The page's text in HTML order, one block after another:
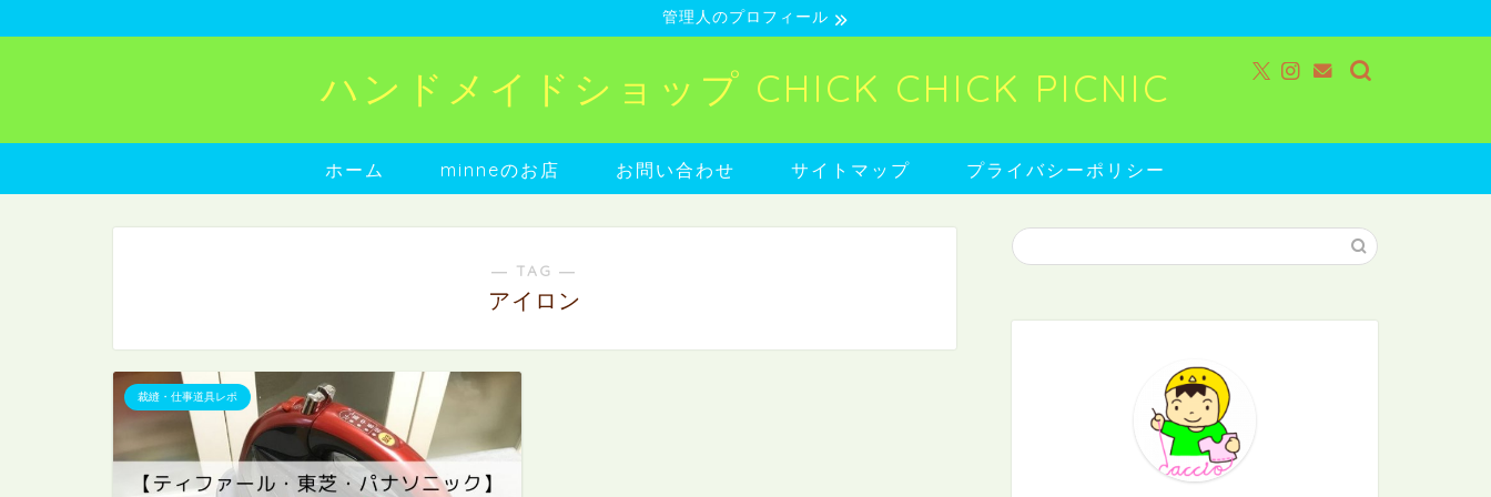
管理人のプロフィール
ハンドメイドショップ CHICK CHICK PICNIC
ホーム minneのお店 お問い合わせ サイトマップ プライバシーポリシー
― TAG ―
アイロン
裁縫・仕事道具レポ